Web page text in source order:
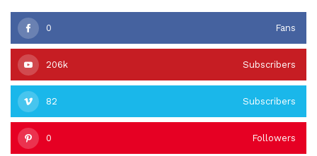
0 Fans
206k Subscribers
82 Subscribers
0 Followers